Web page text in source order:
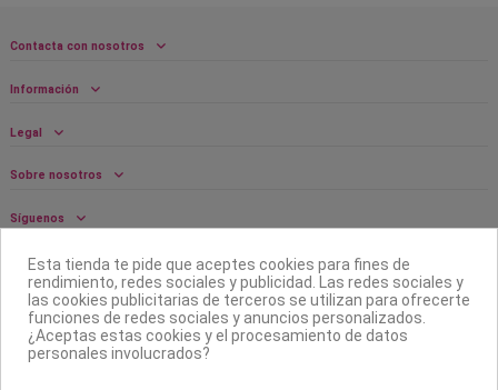
Contacta con nosotros
Información
Legal
Sobre nosotros
Síguenos
Boletín
Esta tienda te pide que aceptes cookies para fines de
rendimiento, redes sociales y publicidad. Las redes sociales y
las cookies publicitarias de terceros se utilizan para ofrecerte
funciones de redes sociales y anuncios personalizados.
¿Aceptas estas cookies y el procesamiento de datos
personales involucrados?